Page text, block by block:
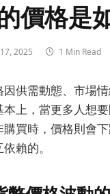
價格是
2025 1 Min Read
因供需動態、市場
上，當更多人想
購買時，價格則會
賴的。